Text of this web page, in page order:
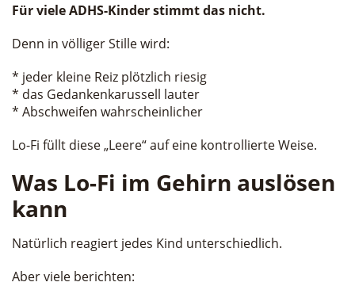
Für viele ADHS-Kinder stimmt das nicht.
Denn in völliger Stille wird:
* jeder kleine Reiz plötzlich riesig
* das Gedankenkarussell lauter
* Abschweifen wahrscheinlicher
Lo-Fi füllt diese „Leere“ auf eine kontrollierte Weise.
Was Lo-Fi im Gehirn auslösen
kann
Natürlich reagiert jedes Kind unterschiedlich.
Aber viele berichten: